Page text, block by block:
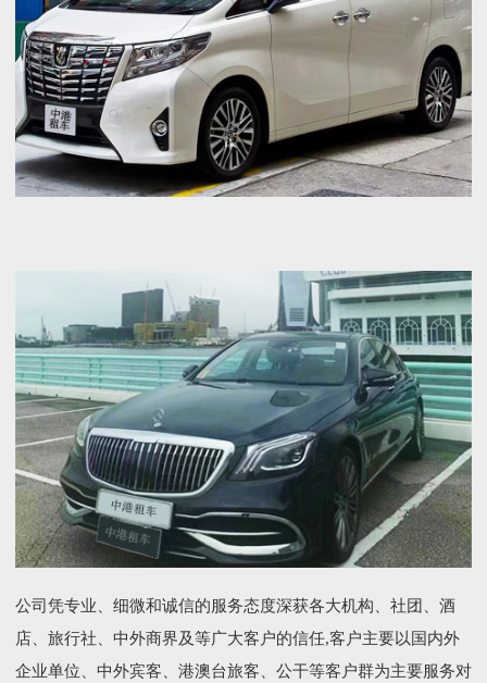
公司凭专业、细微和诚信的服务态度深获各大机构、社团、酒
店、旅行社、中外商界及等广大客户的信任,客户主要以国内外
企业单位、中外宾客、港澳台旅客、公干等客户群为主要服务对